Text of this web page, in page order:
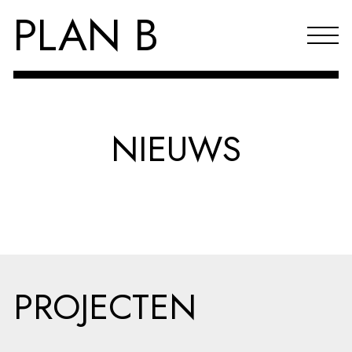
PLAN B
EN
NIEUWS
PROJECTEN